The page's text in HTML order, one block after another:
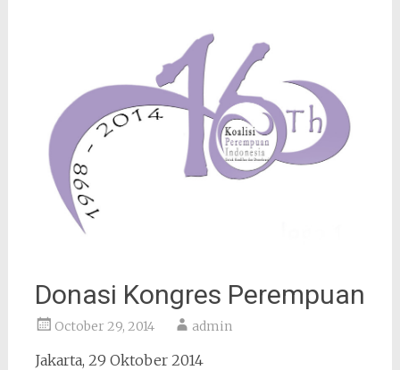
Donasi Kongres Perempuan
October 29, 2014 admin
Jakarta, 29 Oktober 2014